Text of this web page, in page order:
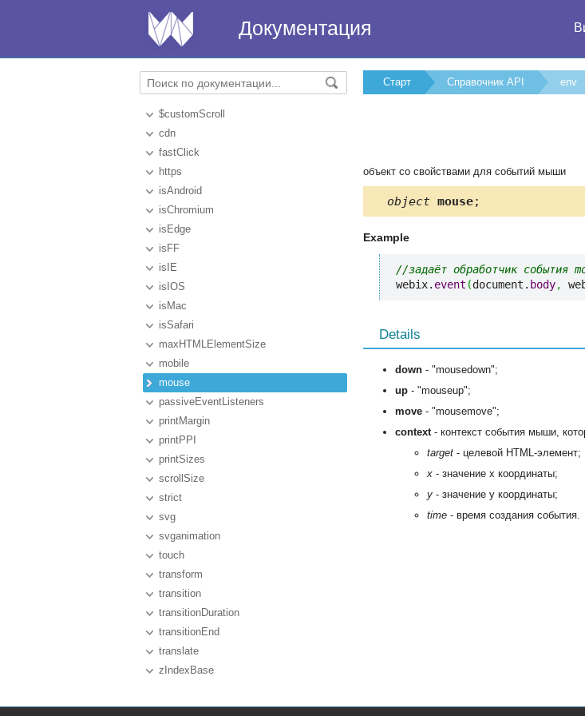
Документация
$customScroll
cdn
fastClick
https
isAndroid
isChromium
isEdge
isFF
isIE
isIOS
isMac
isSafari
maxHTMLElementSize
mobile
mouse
passiveEventListeners
printMargin
printPPI
printSizes
scrollSize
strict
svg
svganimation
touch
transform
transition
transitionDuration
transitionEnd
translate
zIndexBase
Старт Справочник API env
объект со свойствами для событий мыши
object mouse;
Example
//задаёт обработчик события
webix. event (document. body,
Details
down - "mousedown";
up - "mouseup";
move - "mousemove";
context- контекст события мыши,
target - целевой HTML-элемент;
x - значение x координаты;
y - значение y координаты;
time - время создания события.